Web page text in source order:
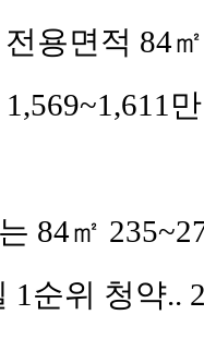
전용면적 84
84㎡
1순위 청약